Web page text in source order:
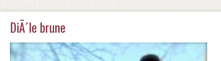
DiÃ´le brune